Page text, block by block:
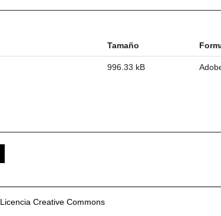
Tamaño
996.33 kB
Licencia Creative Commons